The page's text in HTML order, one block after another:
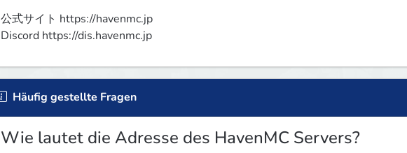
公式サイト https://havenmc.jp
Discord https://dis.havenmc.jp
Häufig gestellte Fragen
Wie lautet die Adresse des HavenMC Servers?